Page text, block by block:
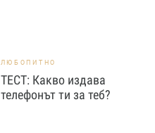
ЛЮБОПИТНО
ТЕСТ: Какво издава
телефонът ти за теб?